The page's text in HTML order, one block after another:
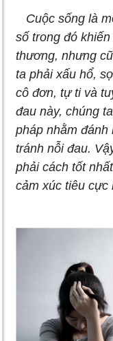
Cuộc sống là
số trong đó
thương, nhưng
ta phải xấu hổ,
cô đơn, tự ti và
đau này, chúng
pháp nhằm
tránh nỗi đau.
phải cách tốt
cảm xúc tiêu cực